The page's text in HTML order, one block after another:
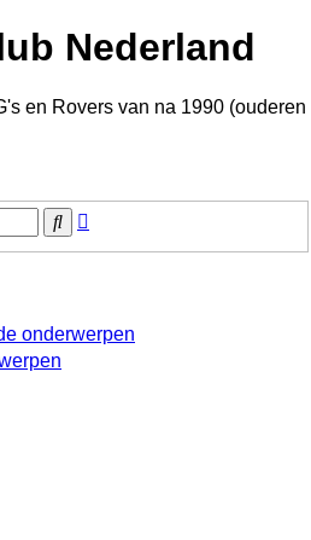
Nederland
en Rovers van na 1990 (ouderen
Zoek
onderwerpen